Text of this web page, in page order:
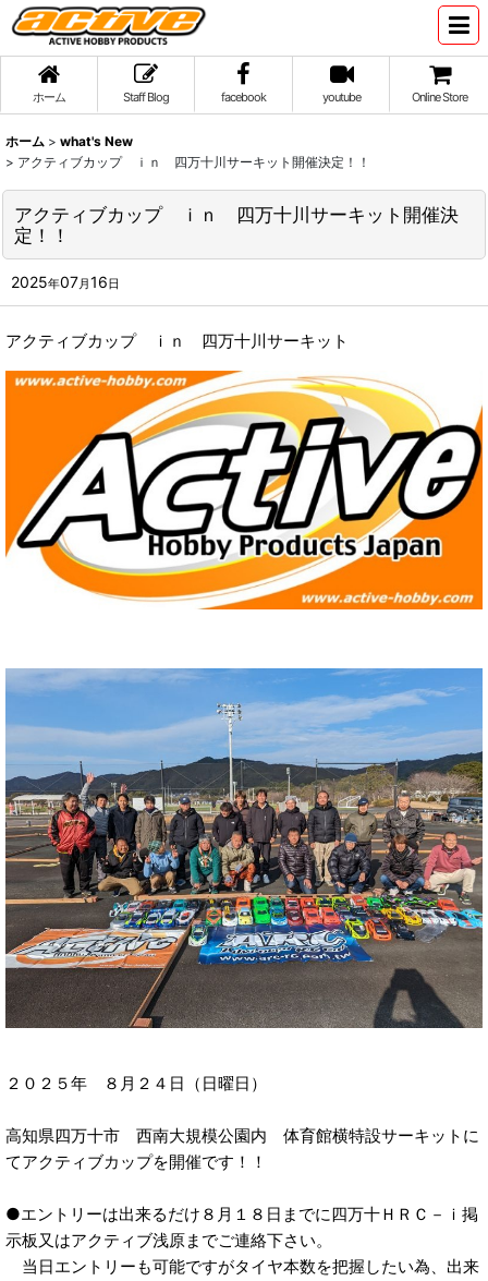
ホーム Staff Blog facebook youtube Online Store
ホーム > what's New
> アクティブカップ ｉｎ 四万十川サーキット開催決定！！
アクティブカップ ｉｎ 四万十川サーキット開催決
定！！
2025年07月16日
アクティブカップ ｉｎ 四万十川サーキット
２０２５年 ８月２４日（日曜日）
高知県四万十市 西南大規模公園内 体育館横特設サーキットに
てアクティブカップを開催です！！
●エントリーは出来るだけ８月１８日までに四万十ＨＲＣ－ｉ掲
示板又はアクティブ浅原までご連絡下さい。
当日エントリーも可能ですがタイヤ本数を把握したい為、出来